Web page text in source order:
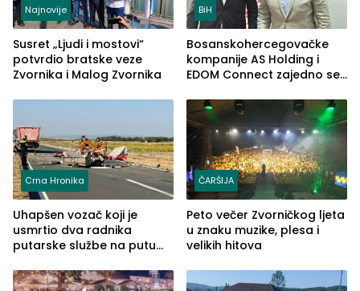
Najnovije
Susret „Ljudi i mostovi“
potvrdio bratske veze
Zvornika i Malog Zvornika
BiH
Bosanskohercegovačke
kompanije AS Holding i
EDOM Connect zajedno se
Crna Hronika
Uhapšen vozač koji je
usmrtio dva radnika
putarske službe na putu
(FOTO)
ČARŠIJA
Peto večer Zvorničkog ljeta
u znaku muzike, plesa i
velikih hitova